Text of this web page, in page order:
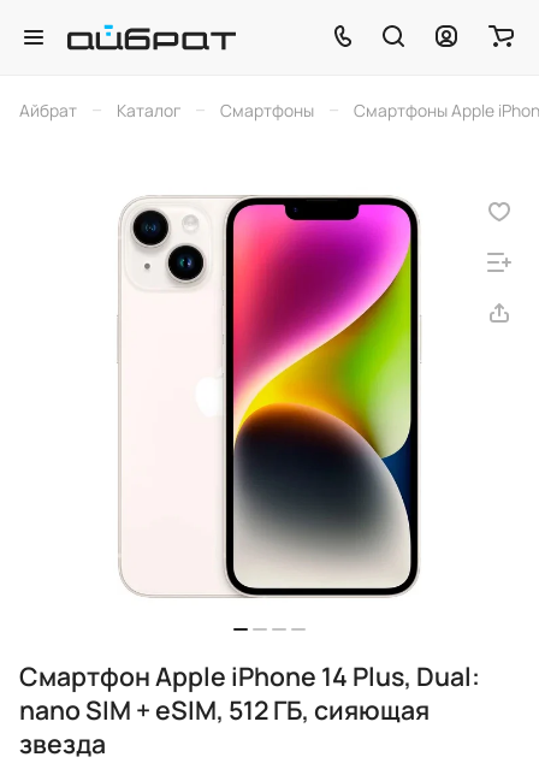
Айбрат – Каталог – Смартфоны – Смартфоны Apple
Смартфон Apple iPhone 14 Plus, Dual:
nano SIM + eSIM, 512 ГБ, сияющая
звезда